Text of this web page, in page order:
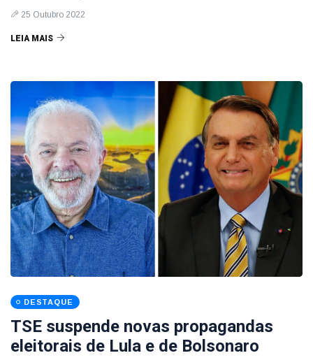
25 Outubro 2022
LEIA MAIS
DESTAQUE
TSE suspende novas propagandas
eleitorais de Lula e de Bolsonaro